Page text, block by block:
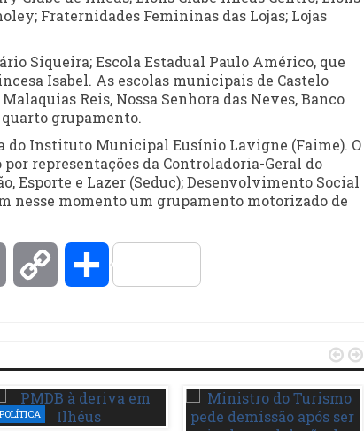
Fraternidades Femininas das Lojas; Lojas
Siqueira; Escola Estadual Paulo Américo, que
Isabel. As escolas municipais de Castelo
Reis, Nossa Senhora das Neves, Banco
grupamento.
do Instituto Municipal Eusínio Lavigne (Faime). O
representações da Controladoria-Geral do
Esporte e Lazer (Seduc); Desenvolvimento Social
nesse momento um grupamento motorizado de
Email Copy Compartilhar
POLÍTICA
 